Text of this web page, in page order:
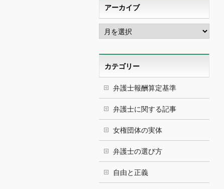
アーカイブ
ア
ー
イ
ブカテゴリー
弁護士報酬算定基準
弁護士に関する記事
女権団体の実体
弁護士の選び方
自由と正義